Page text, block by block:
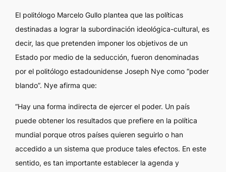
El politólogo Marcelo Gullo plantea que las políticas
destinadas a lograr la subordinación ideológica-cultural, es
decir, las que pretenden imponer los objetivos de un
Estado por medio de la seducción, fueron denominadas
por el politólogo estadounidense Joseph Nye como “poder
blando”. Nye afirma que:
“Hay una forma indirecta de ejercer el poder. Un país
puede obtener los resultados que prefiere en la política
mundial porque otros países quieren seguirlo o han
accedido a un sistema que produce tales efectos. En este
sentido, es tan importante establecer la agenda y